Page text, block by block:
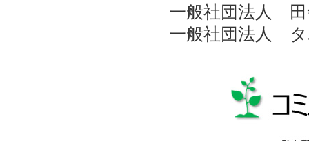
一般社団法人
一般社団法人